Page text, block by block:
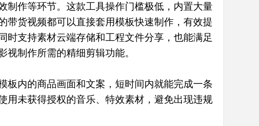
制作等环节。这款工具操作门槛极低，内置大量
带货视频都可以直接套用模板快速制作，有效提
时支持素材云端存储和工程文件分享，也能满足
制作所需的精细剪辑功能。
板内的商品画面和文案，短时间内就能完成一条
用未获得授权的音乐、特效素材，避免出现违规